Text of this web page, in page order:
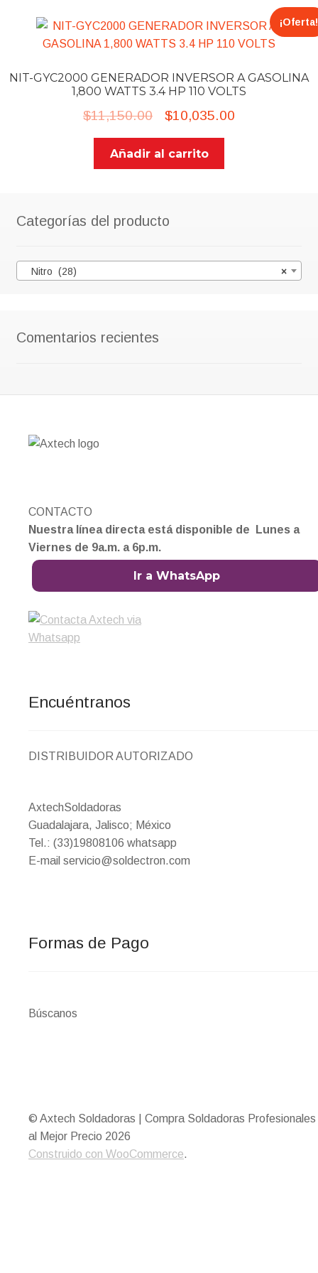
NIT-GYC2000 GENERADOR INVERSOR A GASOLINA
1,800 WATTS 3.4 HP 110 VOLTS
¡Oferta!
$11,150.00
Original
price
was:
$10,035.00Current
Añadir al carrito
Categorías del producto
×
Nitro (28)
Comentarios recientes
CONTACTO
Nuestra línea directa está disponible de Lunes a
Viernes de 9a.m. a 6p.m.
Ir a WhatsApp
Encuéntranos
DISTRIBUIDOR AUTORIZADO
AxtechSoldadoras
Guadalajara, Jalisco; México
Tel.: (33)19808106 whatsapp
E-mail servicio@soldectron.com
Formas de Pago
Búscanos
© Axtech Soldadoras | Compra Soldadoras Profesionales
al Mejor Precio 2026
Construido con WooCommerce.